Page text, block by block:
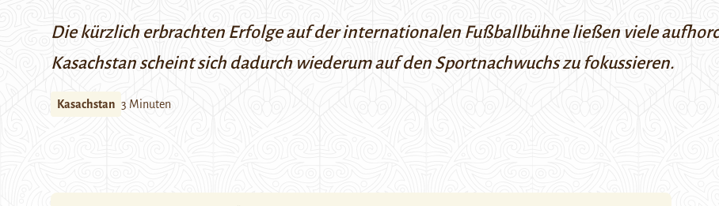
Die kürzlich erbrachten Erfolge auf der internationalen Fußballbühne ließen viele
Kasachstan scheint sich dadurch wiederum auf den Sportnachwuchs zu fokussieren.
Kasachstan 3 Minuten